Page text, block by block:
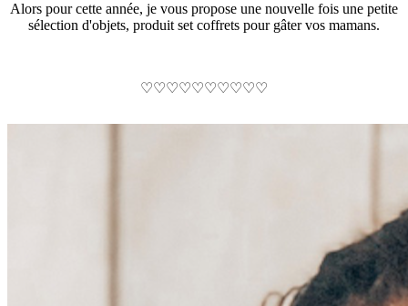
Alors pour cette année, je vous propose une nouvelle fois une petite
sélection d'objets, produit set coffrets pour gâter vos mamans.
♡♡♡♡♡♡♡♡♡♡